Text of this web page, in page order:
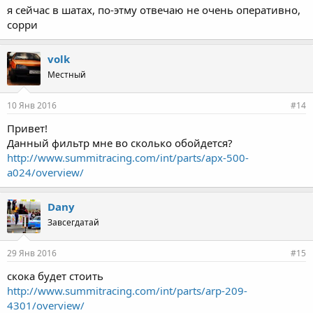
я сейчас в шатах, по-этму отвечаю не очень оперативно,
сорри
volk
Местный
10 Янв 2016 #14
Привет!
Данный фильтр мне во сколько обойдется?
http://www.summitracing.com/int/parts/apx-500-
a024/overview/
Dany
Завсегдатай
29 Янв 2016 #15
скока будет стоить
http://www.summitracing.com/int/parts/arp-209-
4301/overview/